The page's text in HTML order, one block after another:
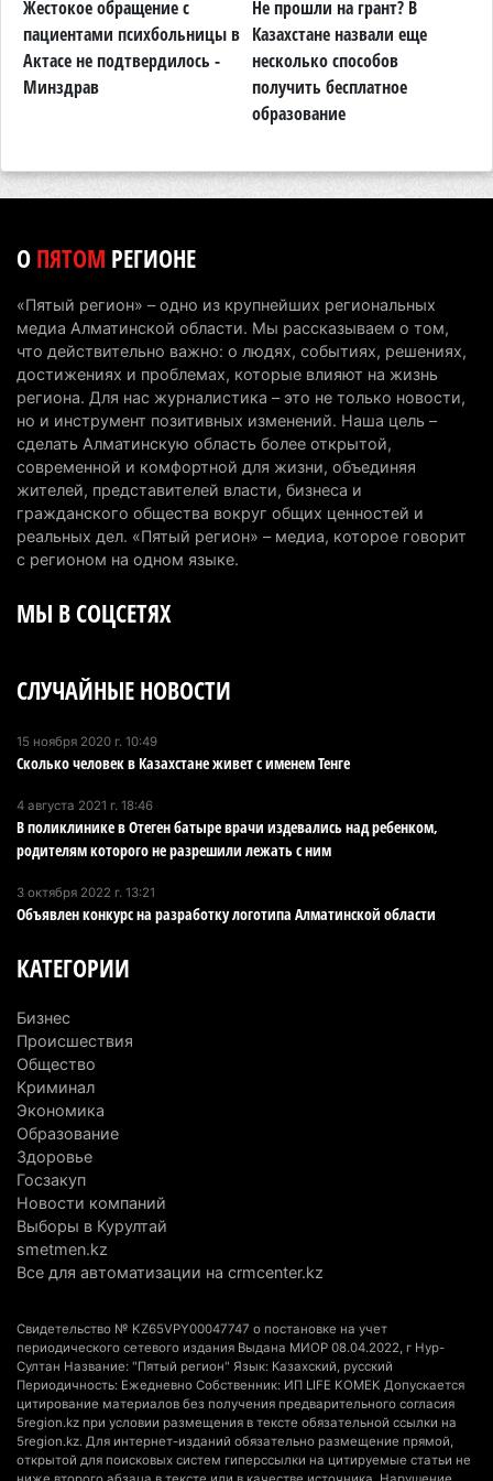
В Талгарском районе загорелись строительные
отходы: пожар охватил 300 квадратных метров
карьера
увидеть долги своего дома в квитанциях за свет
В Алматинской области отменили приговор за
последнее слово
6 августа 2026 г. 17:04 161
Проезд по БАКАД резко подорожал: в
Алматинской области начали действовать новые
тарифы
6 августа 2026 г. 14:36
Сильнейшие дзюдоисты мира приехали на
сборы в Алматинскую область
Первый раз с ИИ в первый класс: казахстанских
интеллекту
Казахстанцы назвали доход, при котором не
6 августа 2026 г. 09:52
полностью ликвидирован спустя три дня
6 августа 2026 г. 08:51 247
Минэкологии опровергло фото тигра возле села
5 августа 2026 г. 17:06
Казахстан стал лидером Центральной Азии в
мировом рейтинге благополучия
5 августа 2026 г. 13:55
Казахстан может начать выпуск экологичного
топлива для самолетов: пилотный проект
запустят в Алатау
5 августа 2026 г. 12:32
горах Алматинской области после камнепада
5 августа 2026 г. 11:23
Хозяина собак, едва не загрызших ребенка в
Алматинской области, судят спустя год после
трагедии
Жестокое обращение с
пациентами психбольницы в
Актасе не подтвердилось -
Минздрав
Не прошли на грант? В
Казахстане назвали еще
несколько способов
получить бесплатное
образование
ОПЯТОМ РЕГИОНЕ
«Пятый регион» – одно из крупнейших региональных
медиа Алматинской области. Мы рассказываем о том,
что действительно важно: о людях, событиях, решениях,
достижениях и проблемах, которые влияют на жизнь
региона. Для нас журналистика – это не только новости,
но и инструмент позитивных изменений. Наша цель –
сделать Алматинскую область более открытой,
современной и комфортной для жизни, объединяя
жителей, представителей власти, бизнеса и
гражданского общества вокруг общих ценностей и
реальных дел. «Пятый регион» – медиа, которое говорит
с регионом на одном языке.
МЫ В СОЦСЕТЯХ
СЛУЧАЙНЫЕ НОВОСТИ
15 ноября 2020 г. 10:49
Сколько человек в Казахстане живет с именем Тенге
4 августа 2021 г. 18:46
В поликлинике в Отеген батыре врачи издевались над ребенком,
родителям которого не разрешили лежать с ним
3 октября 2022 г. 13:21
Объявлен конкурс на разработку логотипа Алматинской области
КАТЕГОРИИ
Бизнес
Происшествия
Общество
Криминал
Экономика
Образование
Здоровье
Госзакуп
Новости компаний
Выборы в Курултай
smetmen.kz
Все для автоматизации на crmcenter.kz
Свидетельство № KZ65VPY00047747 о постановке на учет
периодического сетевого издания Выдана МИОР 08.04.2022, г Нур-
Султан Название: "Пятый регион" Язык: Казахский, русский
Периодичность: Ежедневно Собственник: ИП LIFE KOMEK Допускается
цитирование материалов без получения предварительного согласия
5region.kz при условии размещения в тексте обязательной ссылки на
5region.kz. Для интернет-изданий обязательно размещение прямой,
открытой для поисковых систем гиперссылки на цитируемые статьи не